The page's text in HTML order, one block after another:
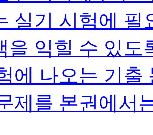
실기 시험에 필
을 익힐 수 있도
에 나오는 기출
제를 본권에서